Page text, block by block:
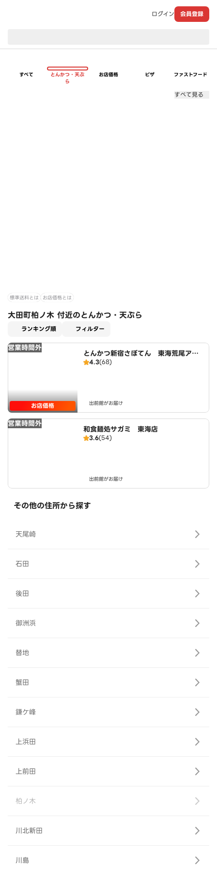
ログイン 会員登録
すべて
とんかつ・天ぷ
ら
お店価格 ピザ ファストフード
すべて見る
標準送料とは お店価格とは
大田町柏ノ木 付近のとんかつ・天ぷら
ランキング順 フィルター
営業時間外
お店価格
とんかつ新宿さぼてん 東海荒尾アピ
タ店
4.3(68)
出前館がお届け
営業時間外
和食麺処サガミ 東海店
3.6(54)
出前館がお届け
その他の住所から探す
天尾崎
石田
後田
御洲浜
替地
蟹田
鎌ケ峰
上浜田
上前田
柏ノ木
川北新田
川島